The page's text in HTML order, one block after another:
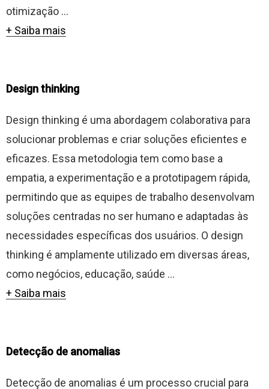
otimização ...
+ Saiba mais
Design thinking
Design thinking é uma abordagem colaborativa para
solucionar problemas e criar soluções eficientes e
eficazes. Essa metodologia tem como base a
empatia, a experimentação e a prototipagem rápida,
permitindo que as equipes de trabalho desenvolvam
soluções centradas no ser humano e adaptadas às
necessidades específicas dos usuários. O design
thinking é amplamente utilizado em diversas áreas,
como negócios, educação, saúde ...
+ Saiba mais
Detecção de anomalias
Detecção de anomalias é um processo crucial para